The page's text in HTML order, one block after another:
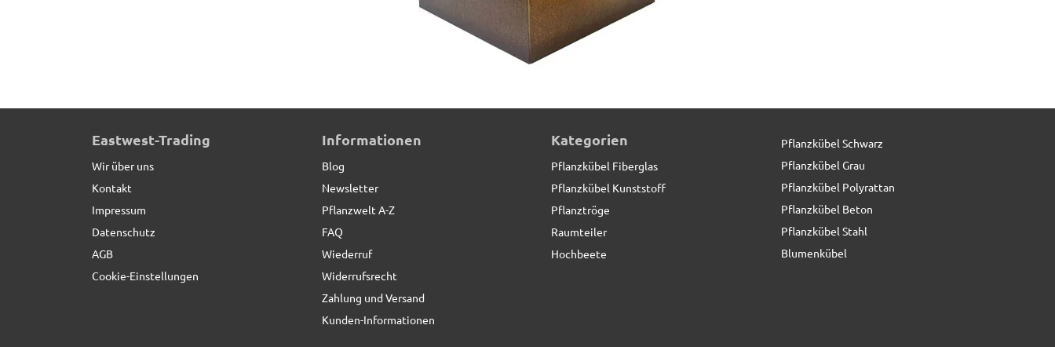
Eastwest-Trading
Wir über uns
Kontakt
Impressum
Datenschutz
AGB
Cookie-Einstellungen
Informationen
Blog
Newsletter
Pflanzwelt A-Z
FAQ
Wiederruf
Widerrufsrecht
Zahlung und Versand
Kunden-Informationen
Kategorien
Pflanzkübel Fiberglas
Pflanzkübel Kunststoff
Pflanztröge
Raumteiler
Hochbeete
Pflanzkübel Schwarz
Pflanzkübel Grau
Pflanzkübel Polyrattan
Pflanzkübel Beton
Pflanzkübel Stahl
Blumenkübel